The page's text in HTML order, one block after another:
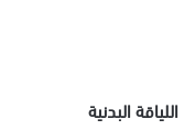
اللياقة البدنية